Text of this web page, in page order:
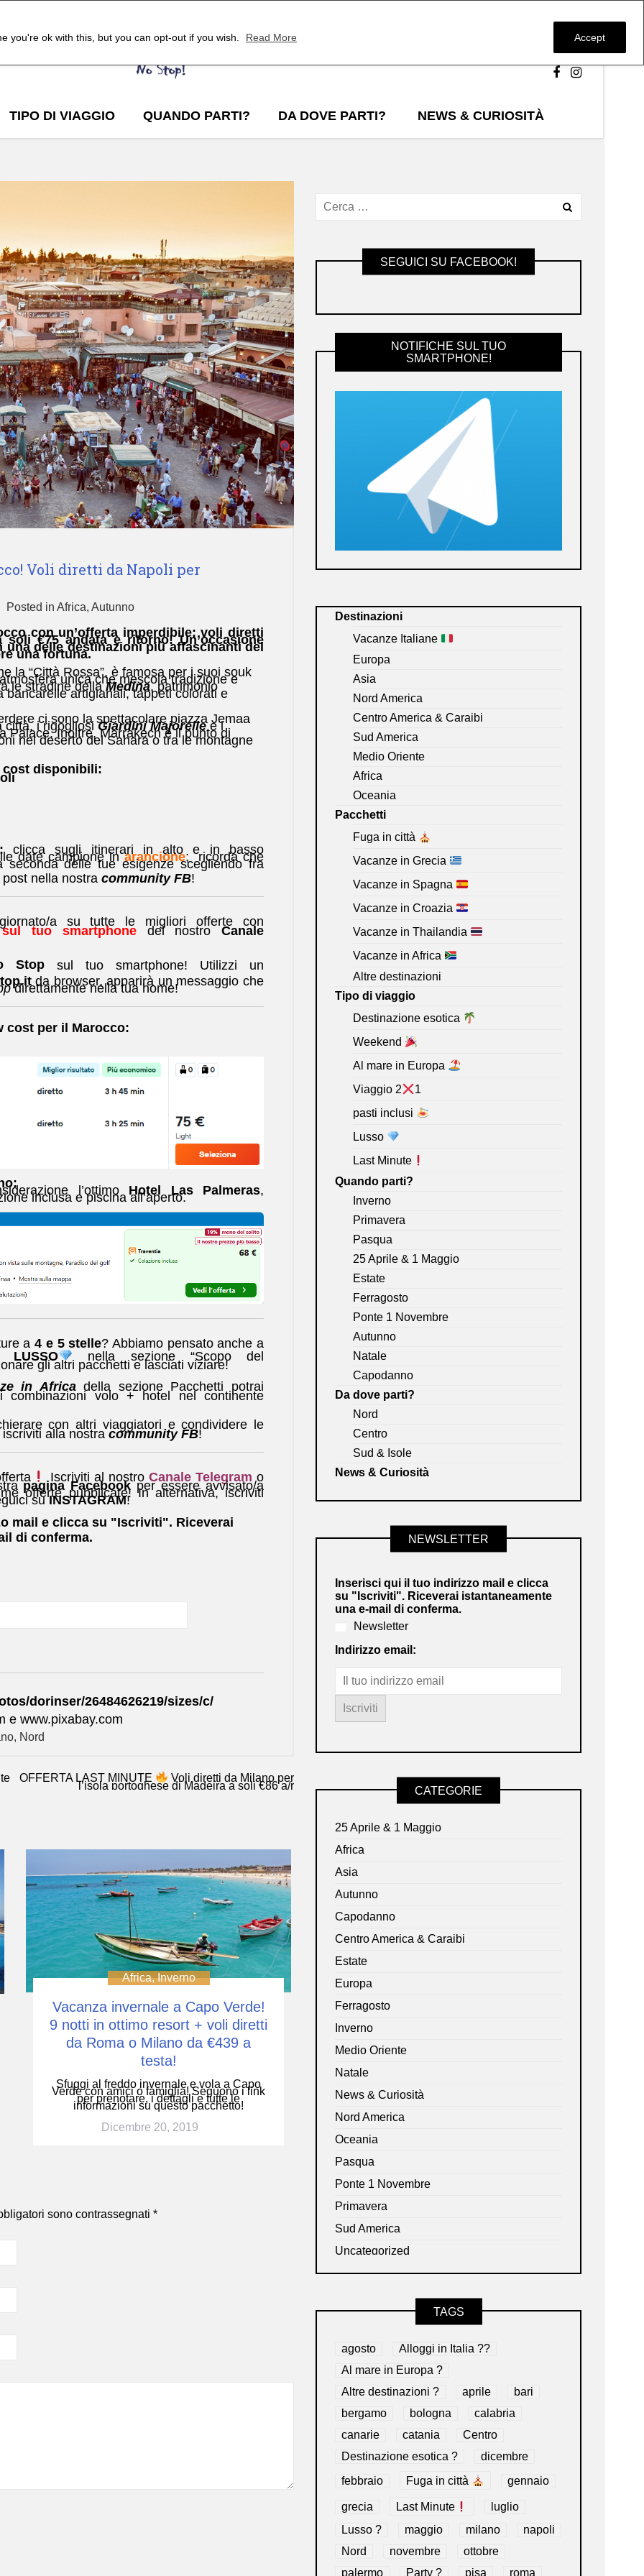
you're ok with this, but you can opt-out if you wish. Read More Accept
TIPO DI VIAGGIO QUANDO PARTI? DA DOVE PARTI? NEWS & CURIOSITÀ
Voli diretti da Napoli per
Posted in Africa, Autunno
con un’offerta imperdibile: voli diretti
€75 andata e ritorno! Un’occasione
una delle destinazioni più affascinanti del
una fortuna.
la “Città Rossa”, è famosa per i suoi souk
unica che mescola tradizione e
le stradine dellaMedina, patrimonio
bancarelle artigianali, tappeti colorati e
ci sono la spettacolare piazza Jemaa
città, i rigogliosiGiardini Majorellee i
Palace. Inoltre, Marrakech è il punto di
nel deserto del Sahara o tra le montagne
cost disponibili:
clicca sugli itinerari in alto e in basso
date campione inarancione; ricorda che
delle tue esigenze scegliendo fra
nella nostra community FB!
a su tutte le migliori offerte con
tuo smartphonedel nostroCanale
Stopsul tuo smartphone! Utilizzi un
da browser, apparirà un messaggio che
direttamente nella tua home!
cost per il Marocco:
l’ottimo Hotel Las Palmeras,
inclusa e piscina all’aperto.
a4 e 5 stelle? Abbiamo pensato anche a
LUSSO nella sezione “Scopo del
gli altri pacchetti e lasciati viziare!
in Africadella sezione Pacchetti potrai
combinazioni volo + hotel nel continente
con altri viaggiatori e condividere le
alla nostracommunity FB!
Iscriviti al nostro Canale Telegram o
pagina Facebookper essere avvisato/a
offerte pubblicate! In alternativa, iscriviti
suINSTAGRAM!
mail e clicca su "Iscriviti". Riceverai
di conferma.
dorinser/26484626219/sizes/c/
e www.pixabay.com
, Nord
OFFERTA LAST MINUTE Voli diretti da Milano per
l’isola portoghese di Madeira a soli €86 a/r
Africa,Inverno
Vacanza invernale a Capo Verde!
9 notti in ottimo resort + voli diretti
da Roma o Milano da €439 a
testa!
Sfuggi al freddo invernale e vola a Capo
Verde con amici o famiglia! Seguono i link
per prenotare, i dettagli e tutte le
informazioni su questo pacchetto!
Dicembre 20, 2019
sono contrassegnati *
SEGUICI SU FACEBOOK!
NOTIFICHE SUL TUO
SMARTPHONE!
Destinazioni
Vacanze Italiane
Europa
Asia
Nord America
Centro America & Caraibi
Sud America
Medio Oriente
Africa
Oceania
Pacchetti
Fuga in città
Vacanze in Grecia
Vacanze in Spagna
Vacanze in Croazia
Vacanze in Thailandia
Vacanze in Africa
Altre destinazioni
Tipo di viaggio
Destinazione esotica
Weekend
Al mare in Europa
Viaggio 2
1
pasti inclusi
Lusso
Last Minute
Quando parti?
Inverno
Primavera
Pasqua
25 Aprile & 1 Maggio
Estate
Ferragosto
Ponte 1 Novembre
Autunno
Natale
Capodanno
Da dove parti?
Nord
Centro
Sud & Isole
News & Curiosità
NEWSLETTER
Inserisci qui il tuo indirizzo mail e clicca
su "Iscriviti". Riceverai istantaneamente
una e-mail di conferma.
Newsletter
Indirizzo email:
CATEGORIE
25 Aprile & 1 Maggio
Africa
Asia
Autunno
Capodanno
Centro America & Caraibi
Estate
Europa
Ferragosto
Inverno
Medio Oriente
Natale
News & Curiosità
Nord America
Oceania
Pasqua
Ponte 1 Novembre
Primavera
Sud America
Uncategorized
TAGS
agosto
Alloggi in Italia ??
Al mare in Europa ?️
Altre destinazioni ?
aprile
bari
bergamo
bologna
calabria
canarie
catania
Centro
Destinazione esotica ?
dicembre
febbraio Fuga in città gennaio
grecia Last Minute
luglio
Lusso ?
maggio milano
napoli
Nord
novembre
ottobre
palermo
Party ? pisa roma